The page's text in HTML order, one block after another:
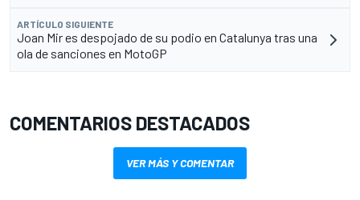
ARTÍCULO SIGUIENTE
Joan Mir es despojado de su podio en Catalunya tras una
ola de sanciones en MotoGP
COMENTARIOS DESTACADOS
VER MÁS Y COMENTAR